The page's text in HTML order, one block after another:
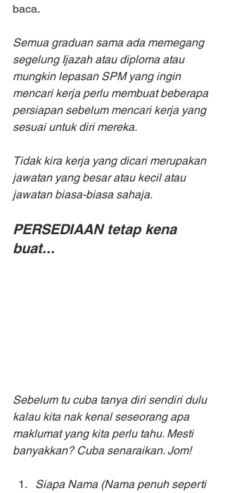
baca.
Semua graduan sama ada memegang
segelung Ijazah atau diploma atau
mungkin lepasan SPM yang ingin
mencari kerja perlu membuat beberapa
persiapan sebelum mencari kerja yang
sesuai untuk diri mereka.
Tidak kira kerja yang dicari merupakan
jawatan yang besar atau kecil atau
jawatan biasa-biasa sahaja.
PERSEDIAAN tetap kena
buat...
Sebelum tu cuba tanya diri sendiri dulu
kalau kita nak kenal seseorang apa
maklumat yang kita perlu tahu. Mesti
banyakkan? Cuba senaraikan. Jom!
Siapa Nama (Nama penuh seperti